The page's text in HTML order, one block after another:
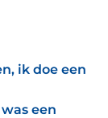
ik doe een
een